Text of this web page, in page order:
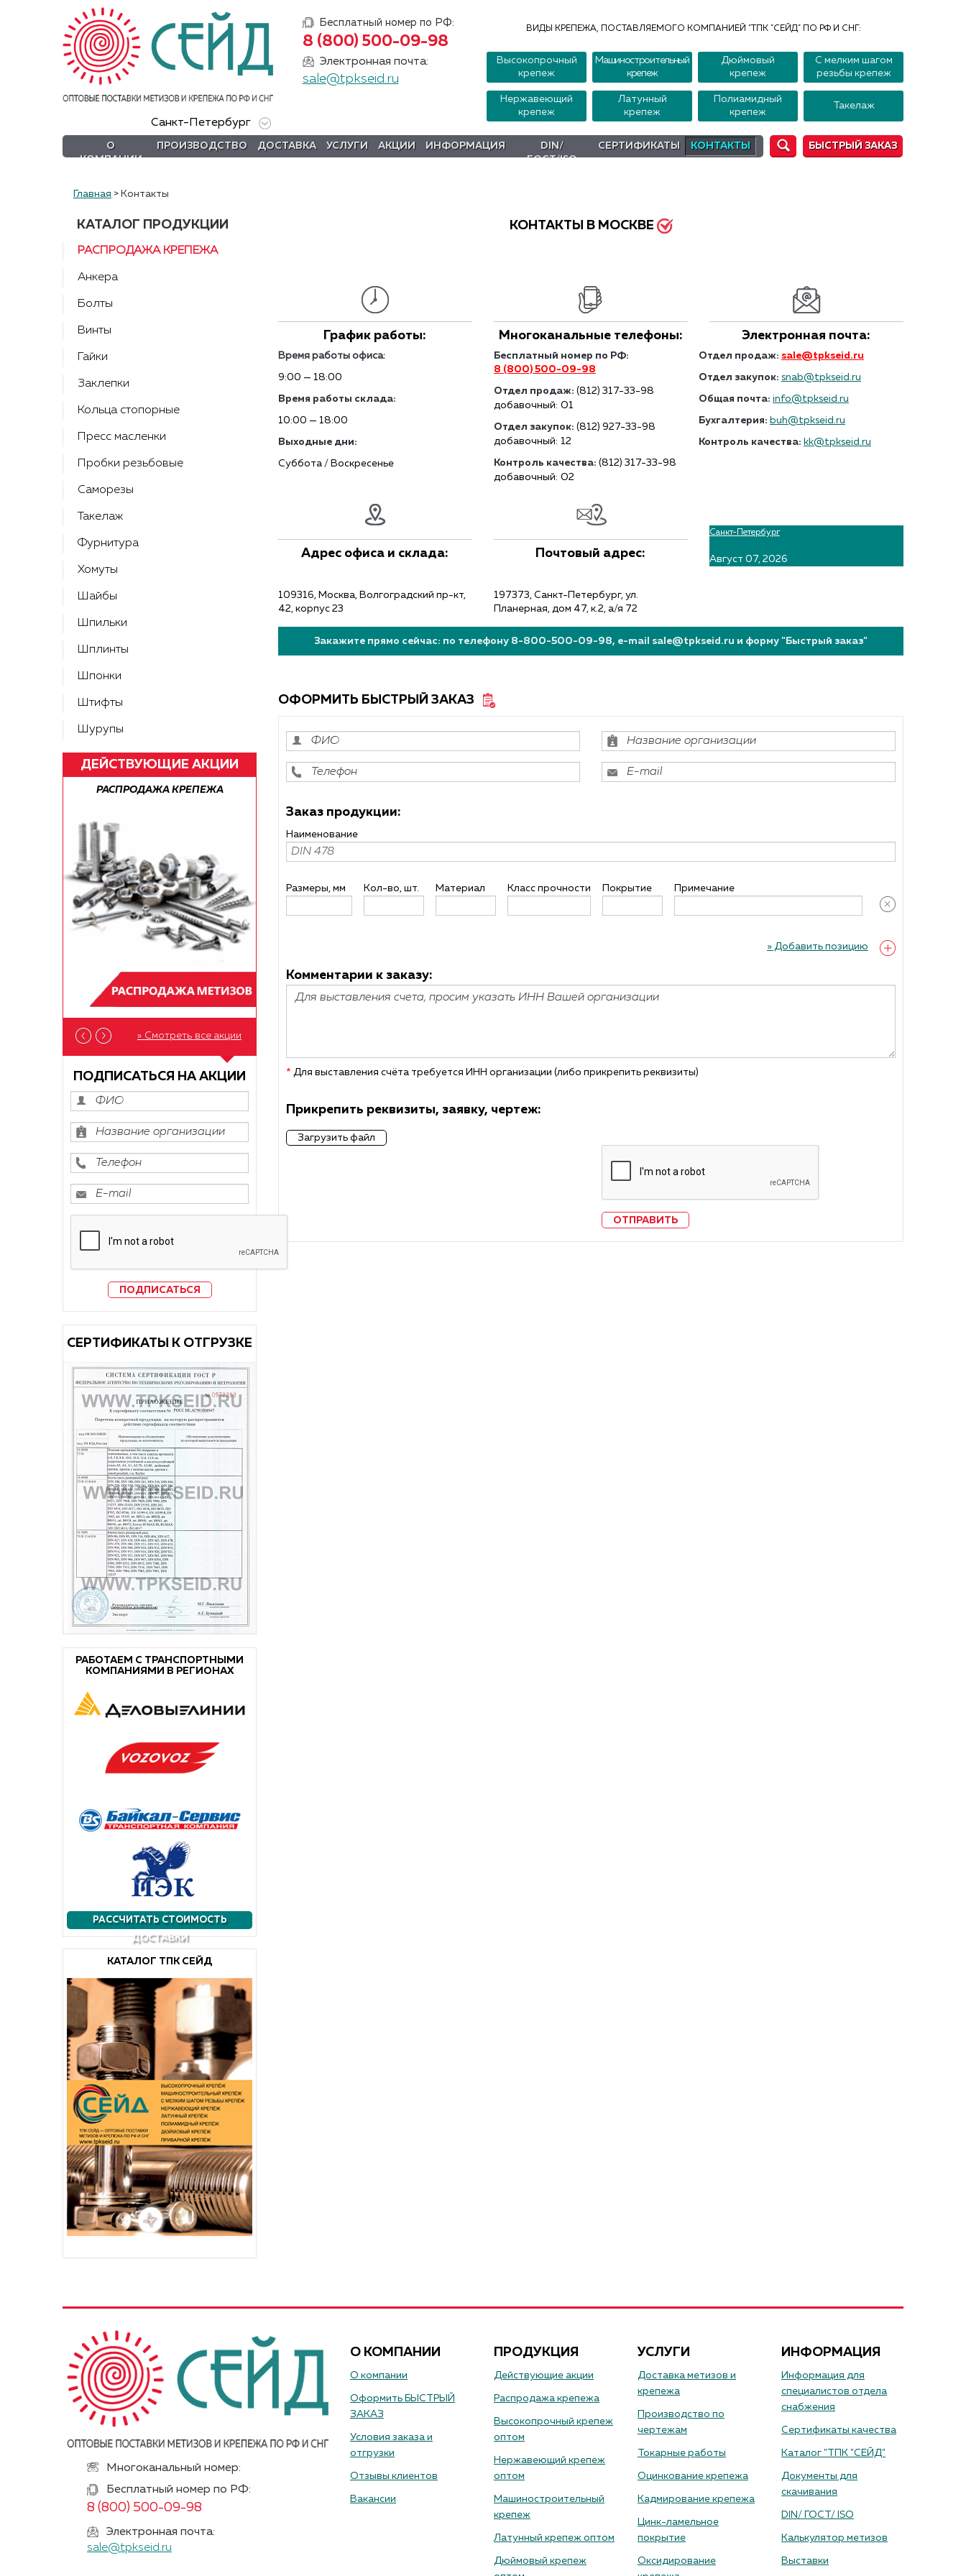
Санкт-Петербург
Бесплатный номер по РФ:
8 (800) 500-09-98
Электронная почта:
sale@tpkseid.ru
ВИДЫ КРЕПЕЖА, ПОСТАВЛЯЕМОГО КОМПАНИЕЙ "ТПК "СЕЙД" ПО РФ И СНГ:
Высокопрочный
крепеж
Машиностроительный
крепеж
Дюймовый
крепеж
С мелким шагом
резьбы крепеж
Нержавеющий
крепеж
Латунный
крепеж
Полиамидный
крепеж
Такелаж
О
КОМПАНИИ
ПРОИЗВОДСТВО ДОСТАВКА УСЛУГИ АКЦИИ ИНФОРМАЦИЯ
DIN/
ГОСТ/ISO
СЕРТИФИКАТЫ КОНТАКТЫ БЫСТРЫЙ ЗАКАЗ
компании
Производство
Доставка
Информация
ГОСТ/ISO
Сертификаты
Контакты
Главная > Контакты
КОНТАКТЫ В МОСКВЕ
График работы:
Время работы офиса:
9:00 — 18:00
Время работы склада:
10:00 — 18:00
Выходные дни:
Суббота / Воскресенье
Многоканальные телефоны:
Бесплатный номер по РФ:
8 (800) 500-09-98
Отдел продаж: (812) 317-33-98
добавочный: 01
Отдел закупок: (812) 927-33-98
добавочный: 12
Контроль качества: (812) 317-33-98
добавочный: 02
Электронная почта:
Отдел продаж: sale@tpkseid.ru
Отдел закупок: snab@tpkseid.ru
Общая почта: info@tpkseid.ru
Бухгалтерия: buh@tpkseid.ru
Контроль качества: kk@tpkseid.ru
Адрес офиса и склада:
109316, Москва, Волгоградский пр-кт,
42, корпус 23
Почтовый адрес:
197373, Санкт-Петербург, ул.
Планерная, дом 47, к.2, а/я 72
Санкт-Петербург
Август 07, 2026
Закажите прямо сейчас: по телефону 8-800-500-09-98, e-mail sale@tpkseid.ru и форму "Быстрый заказ"
ОФОРМИТЬ БЫСТРЫЙ ЗАКАЗ
Заказ продукции:
Наименование
Размеры, мм Кол-во, шт. Материал Класс прочности Покрытие Примечание
» Добавить позицию
Комментарии к заказу:
* Для выставления счёта требуется ИНН организации (либо прикрепить реквизиты)
Прикрепить реквизиты, заявку, чертеж:
Загрузить файл
ОТПРАВИТЬ
КАТАЛОГ ПРОДУКЦИИ
РАСПРОДАЖА КРЕПЕЖА
Анкера
Болты
Винты
Гайки
Заклепки
Кольца стопорные
Пресс масленки
Пробки резьбовые
Саморезы
Такелаж
Фурнитура
Хомуты
Шайбы
Шпильки
Шплинты
Шпонки
Штифты
Шурупы
ДЕЙСТВУЮЩИЕ АКЦИИ
РАСПРОДАЖА КРЕПЕЖА
» Смотреть все акции
ПОДПИСАТЬСЯ НА АКЦИИ
ПОДПИСАТЬСЯ
CЕРТИФИКАТЫ К ОТГРУЗКЕ
РАБОТАЕМ С ТРАНСПОРТНЫМИ
КОМПАНИЯМИ В РЕГИОНАХ
РАССЧИТАТЬ СТОИМОСТЬ
ДОСТАВКИ
КАТАЛОГ ТПК СЕЙД
Многоканальный номер:
Бесплатный номер по РФ:
8 (800) 500-09-98
Электронная почта:
sale@tpkseid.ru
О КОМПАНИИ
О компании
Оформить БЫСТРЫЙ
ЗАКАЗ
Условия заказа и
отгрузки
Отзывы клиентов
Вакансии
ПРОДУКЦИЯ
Действующие акции
Распродажа крепежа
Высокопрочный крепеж
оптом
Нержавеющий крепеж
оптом
Машиностроительный
крепеж
Латунный крепеж оптом
Дюймовый крепеж
УСЛУГИ
Доставка метизов и
крепежа
Производство по
чертежам
Токарные работы
Оцинкование крепежа
Кадмирование крепежа
Цинк-ламельное
покрытие
Оксидирование
ИНФОРМАЦИЯ
Информация для
специалистов отдела
снабжения
Сертификаты качества
Каталог "ТПК "СЕЙД"
Документы для
скачивания
DIN/ ГОСТ/ ISO
Калькулятор метизов
Выставки